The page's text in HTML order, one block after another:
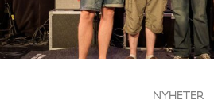
NYHETER